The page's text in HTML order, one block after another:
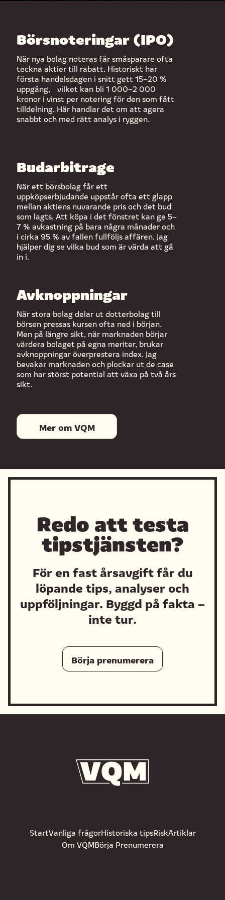
Börsnoteringar (IPO)
När nya bolag noteras får småsparare ofta
teckna aktier till rabatt. Historiskt har
första handelsdagen i snitt gett 15–20 %
uppgång, vilket kan bli 1 000–2 000
kronor i vinst per notering för den som fått
tilldelning. Här handlar det om att agera
snabbt och med rätt analys i ryggen.
Budarbitrage
När ett börsbolag får ett
uppköpserbjudande uppstår ofta ett glapp
mellan aktiens nuvarande pris och det bud
som lagts. Att köpa i det fönstret kan ge 5–
7 % avkastning på bara några månader och
i cirka 95 % av fallen fullföljs affären. Jag
hjälper dig se vilka bud som är värda att gå
in i.
Avknoppningar
När stora bolag delar ut dotterbolag till
börsen pressas kursen ofta ned i början.
Men på längre sikt, när marknaden börjar
värdera bolaget på egna meriter, brukar
avknoppningar överprestera index. Jag
bevakar marknaden och plockar ut de case
som har störst potential att växa på två års
sikt.
Mer om VQM
Redo att testa
tipstjänsten?
För en fast årsavgift får du
löpande tips, analyser och
uppföljningar. Byggd på fakta –
inte tur.
Börja prenumerera
StartVanliga frågorHistoriska tipsRiskArtiklar
Om VQMBörja Prenumerera